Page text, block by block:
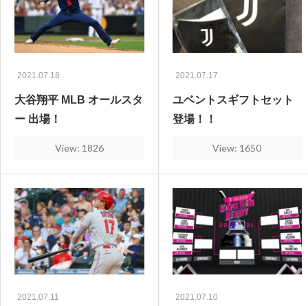
2021.07.18
大谷翔平 MLB オールスタ
ー 出場！
View: 1826
2021.07.17
ユベントスギフトセット
登場！！
View: 1650
2021.07.11 2021.07.10